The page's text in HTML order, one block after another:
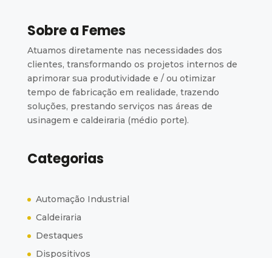
Sobre a Femes
Atuamos diretamente nas necessidades dos
clientes, transformando os projetos internos de
aprimorar sua produtividade e / ou otimizar
tempo de fabricação em realidade, trazendo
soluções, prestando serviços nas áreas de
usinagem e caldeiraria (médio porte).
Categorias
Automação Industrial
Caldeiraria
Destaques
Dispositivos